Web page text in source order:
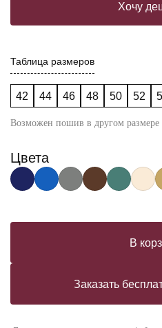
Хочу
Таблица размеров
42 44 46 48 50 52
Возможен пошив в другом размере
Цвета
В
Заказать